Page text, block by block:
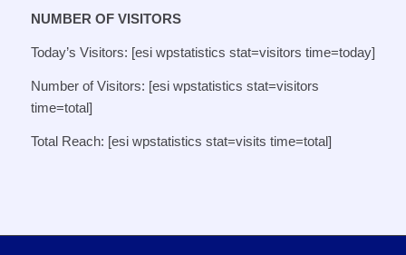
NUMBER OF VISITORS
Today’s Visitors: [esi wpstatistics stat=visitors time=today]
Number of Visitors: [esi wpstatistics stat=visitors
time=total]
Total Reach: [esi wpstatistics stat=visits time=total]